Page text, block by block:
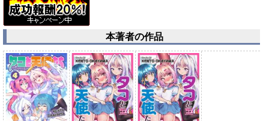
本著者の作品